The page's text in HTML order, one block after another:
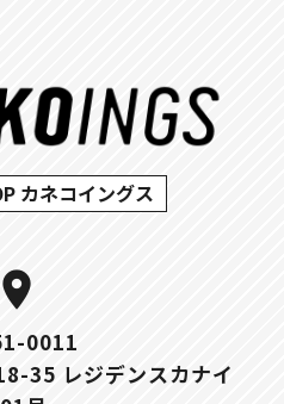
カネコイングス
location_on
0011
35 レジデンスカナイ